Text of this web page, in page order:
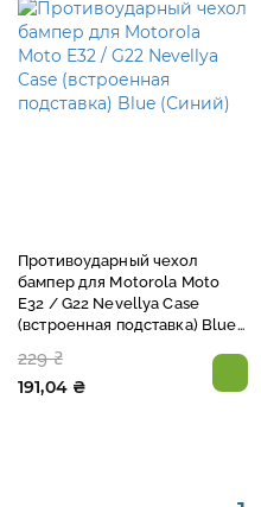
Противоударный чехол
бампер для Motorola Moto
E32 / G22 Nevellya Case
(встроенная подставка) Blue
229 ₴
191,04 ₴